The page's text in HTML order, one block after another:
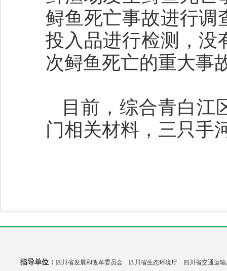
鲟鱼死亡事故进行调
投入品进行检测，没
次鲟鱼死亡的重大事
目前，综合青白江
门相关材料，三只手
指导单位： 四川省发展和改革委员会 四川省生态环境厅 四川省交通运